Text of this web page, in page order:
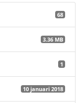
68
3.36 MB
1
10 januari 2018